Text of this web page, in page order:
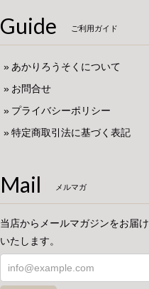
Guide ご利用ガイド
あかりろうそくについて
お問合せ
プライバシーポリシー
特定商取引法に基づく表記
Mail メルマガ
当店からメールマガジンをお届け
いたします。